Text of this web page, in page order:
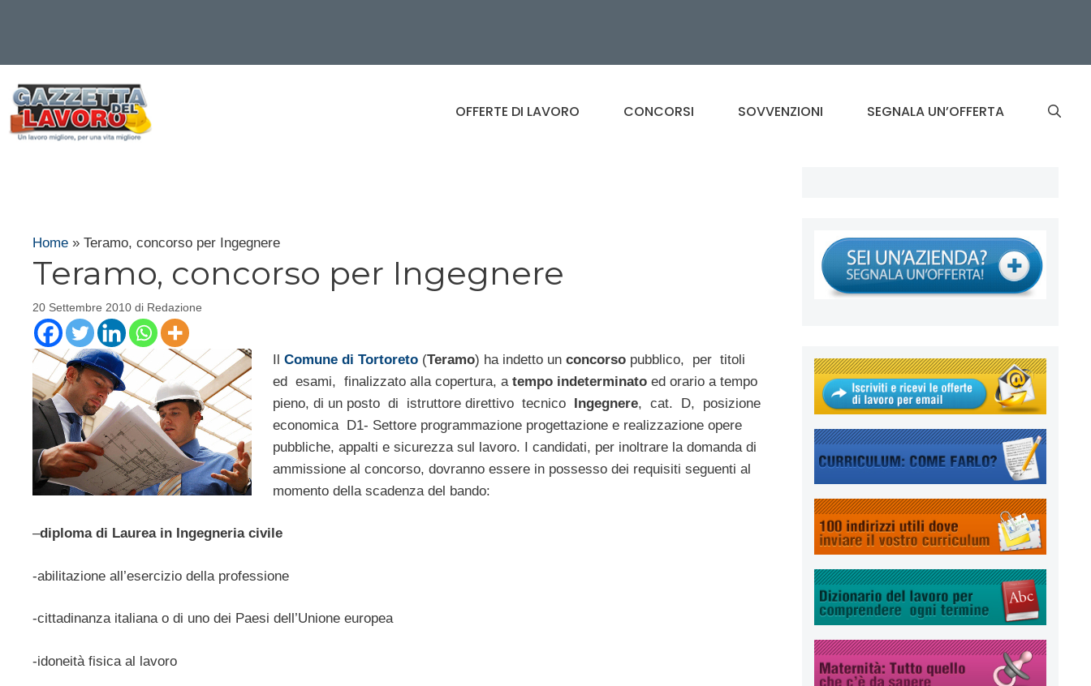
contenuto
OFFERTE DI LAVORO CONCORSI SOVVENZIONI SEGNALA UN’OFFERTA
Home » Teramo, concorso per Ingegnere
Teramo, concorso per Ingegnere
20 Settembre 2010 di Redazione
Il Comune di Tortoreto(Teramo) ha indetto un concorsopubblico, per titoli
ed esami, finalizzato alla copertura, atempo indeterminatoed orario a tempo
pieno, di un posto di istruttore direttivo tecnico Ingegnere, cat. D, posizione
economica D1- Settore programmazione progettazione e realizzazione opere
pubbliche, appalti e sicurezza sul lavoro. I candidati, per inoltrare la domanda di
ammissione al concorso, dovranno essere in possesso dei requisiti seguenti al
momento della scadenza del bando:
–diploma di Laurea in Ingegneria civile
-abilitazione all’esercizio della professione
-cittadinanza italiana o di uno dei Paesi dell’Unione europea
-idoneità fisica al lavoro